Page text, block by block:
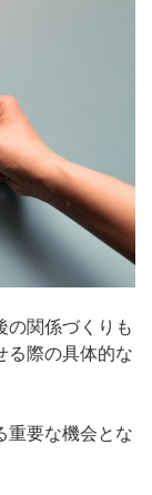
の関係づくりも
る際の具体的な
重要な機会とな